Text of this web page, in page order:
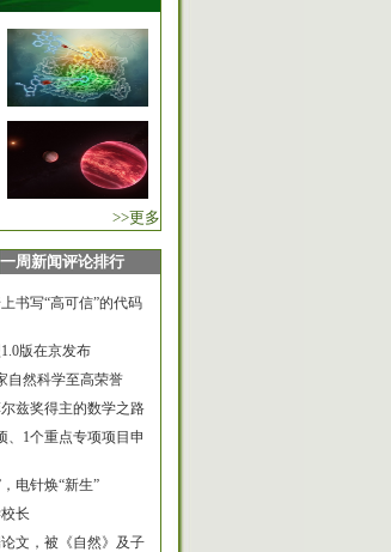
>>更多
一周新闻评论排行
书写“高可信”的代码
版在京发布
自然科学至高荣誉
兹奖得主的数学之路
、1个重点专项项目申
电针焕“新生”
长
文，被《自然》及子